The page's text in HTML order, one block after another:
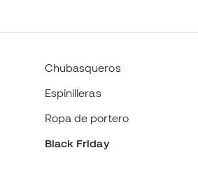
Chubasqueros
Espinilleras
Ropa de portero
Black Friday